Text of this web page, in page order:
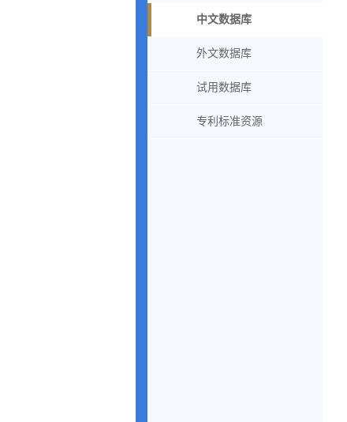
中文数据库
外文数据库
试用数据库
专利标准资源